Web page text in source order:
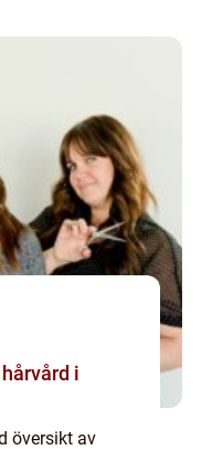
översikt av